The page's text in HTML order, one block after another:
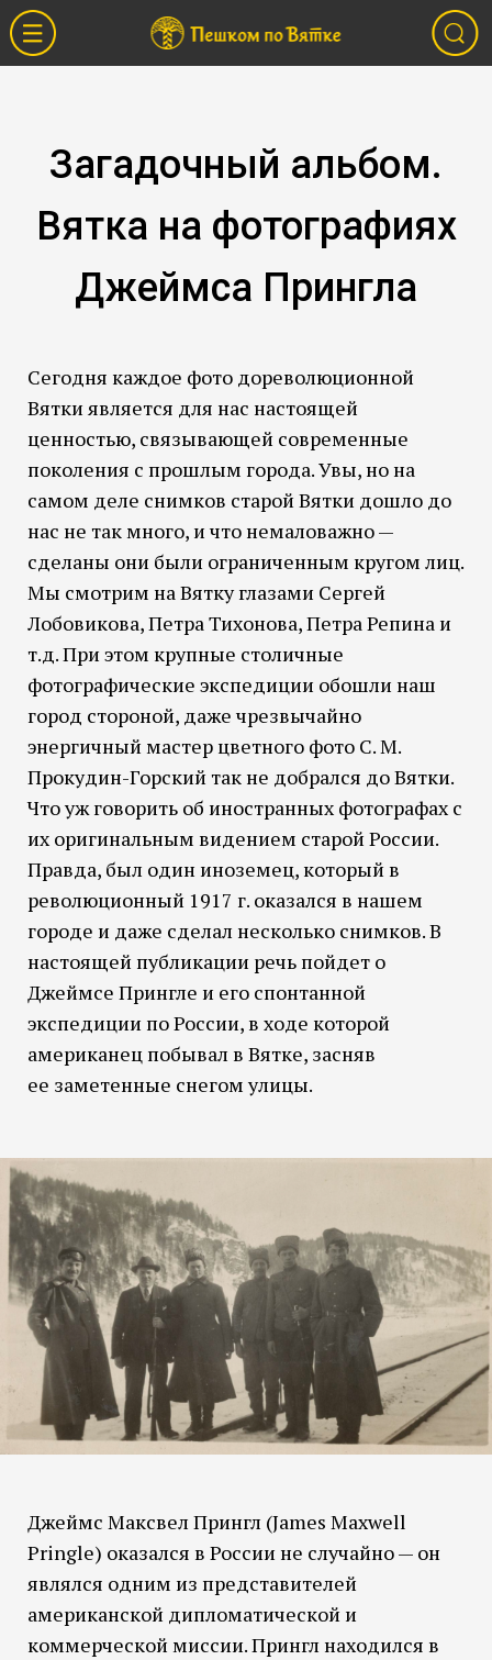
Загадочный альбом.
Вятка на фотографиях
Джеймса Прингла
Сегодня каждое фото дореволюционной
Вятки является для нас настоящей
ценностью, связывающей современные
поколения с прошлым города. Увы, но на
самом деле снимков старой Вятки дошло до
нас не так много, и что немаловажно —
сделаны они были ограниченным кругом лиц.
Мы смотрим на Вятку глазами Сергей
Лобовикова, Петра Тихонова, Петра Репина и
т.д. При этом крупные столичные
фотографические экспедиции обошли наш
город стороной, даже чрезвычайно
энергичный мастер цветного фото С. М.
Прокудин-Горский так не добрался до Вятки.
Что уж говорить об иностранных фотографах с
их оригинальным видением старой России.
Правда, был один иноземец, который в
революционный 1917 г. оказался в нашем
городе и даже сделал несколько снимков. В
настоящей публикации речь пойдет о
Джеймсе Прингле и его спонтанной
экспедиции по России, в ходе которой
американец побывал в Вятке, засняв
ее заметенные снегом улицы.
Джеймс Максвел Прингл (James Maxwell
Pringle) оказался в России не случайно — он
являлся одним из представителей
американской дипломатической и
коммерческой миссии. Прингл находился в